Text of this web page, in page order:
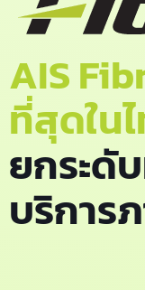
AIS
ที่สุดใน
ยกระดั
บริการ